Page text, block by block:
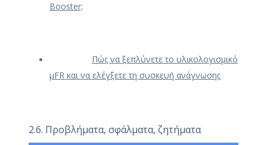
Booster;
Πώς να ξεπλύνετε το υλικολογισμικό
μFR και να ελέγξετε τη συσκευή ανάγνωσης
2.6. Προβλήματα, σφάλματα, ζητήματα